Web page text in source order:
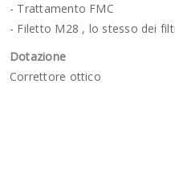
- Trattamento FMC
- Filetto M28 , lo stesso dei
Dotazione
Correttore ottico